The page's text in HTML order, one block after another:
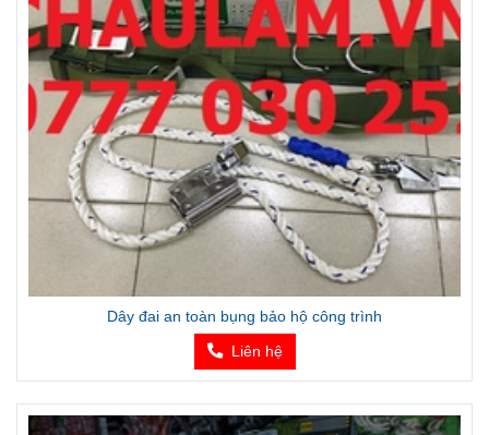
Dây đai an toàn bụng bảo hộ công trình
Liên hệ